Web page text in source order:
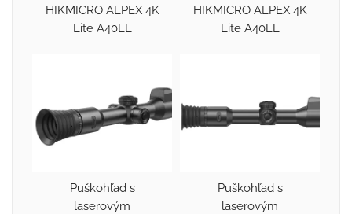
HIKMICRO ALPEX 4K
Lite A40EL
HIKMICRO ALPEX 4K
Lite A40EL
Puškohľad s
laserovým
Puškohľad s
laserovým